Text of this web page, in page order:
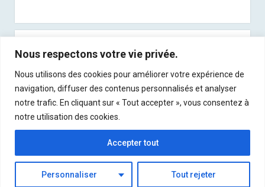
Nous respectons votre vie privée.
Nous utilisons des cookies pour améliorer votre expérience de
navigation, diffuser des contenus personnalisés et analyser
notre trafic. En cliquant sur « Tout accepter », vous consentez à
notre utilisation des cookies.
Personnaliser Tout rejeter
Accepter tout
Abonnez-vous à notre newsletter
Recevez les derniers articles directement dans
votre boite mail !